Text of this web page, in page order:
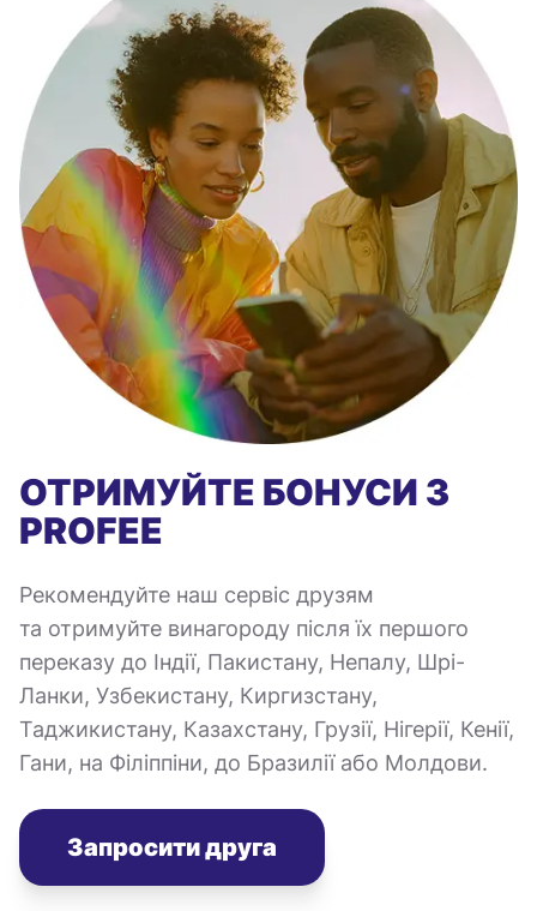
ОТРИМУЙТЕ БОНУСИ З
PROFEE
Рекомендуйте наш сервіс друзям
та отримуйте винагороду після їх першого
переказу до Індії, Пакистану, Непалу, Шрі-
Ланки, Узбекистану, Киргизстану,
Таджикистану, Казахстану, Грузії, Нігерії, Кенії,
Гани, на Філіппіни, до Бразилії або Молдови.
Запросити друга